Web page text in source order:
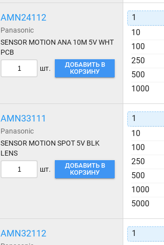
AMN24112
Panasonic
SENSOR MOTION ANA 10M 5V WHT
PCB
шт.
ДОБАВИТЬ В
КОРЗИНУ
AMN33111
Panasonic
SENSOR MOTION SPOT 5V BLK
LENS
шт.
ДОБАВИТЬ В
КОРЗИНУ
AMN32112
1
10
100
250
500
1000
1
10
100
250
500
1000
5000
1